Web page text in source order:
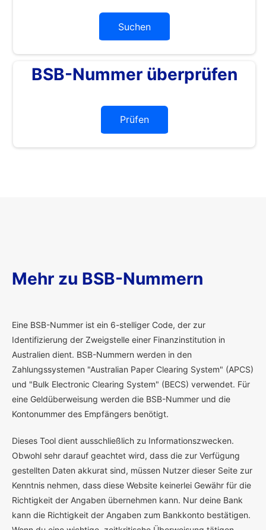
Suchen
BSB-Nummer überprüfen
Prüfen
Mehr zu BSB-Nummern
Eine BSB-Nummer ist ein 6-stelliger Code, der zur
Identifizierung der Zweigstelle einer Finanzinstitution in
Australien dient. BSB-Nummern werden in den
Zahlungssystemen "Australian Paper Clearing System" (APCS)
und "Bulk Electronic Clearing System" (BECS) verwendet. Für
eine Geldüberweisung werden die BSB-Nummer und die
Kontonummer des Empfängers benötigt.
Dieses Tool dient ausschließlich zu Informationszwecken.
Obwohl sehr darauf geachtet wird, dass die zur Verfügung
gestellten Daten akkurat sind, müssen Nutzer dieser Seite zur
Kenntnis nehmen, dass diese Website keinerlei Gewähr für die
Richtigkeit der Angaben übernehmen kann. Nur deine Bank
kann die Richtigkeit der Angaben zum Bankkonto bestätigen.